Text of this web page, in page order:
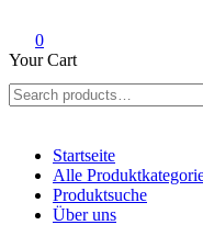
0
Your Cart
for:
Startseite
Alle
Produktsuche
Über uns